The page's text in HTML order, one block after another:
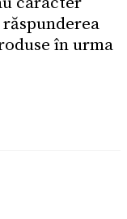
în urma